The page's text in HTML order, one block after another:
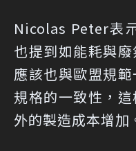
Nicolas Peter表
也提到如能耗與
應該也與歐盟規
規格的一致性，
外的製造成本增加